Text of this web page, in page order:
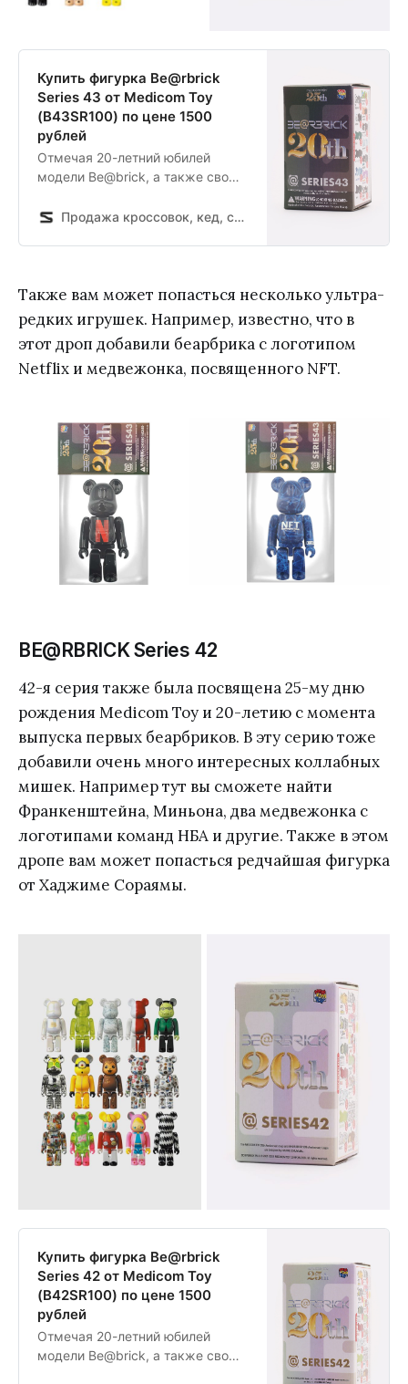
Купить фигурка Be@rbrick
Series 43 от Medicom Toy
(B43SR100) по цене 1500
рублей
Отмечая 20-летний юбилей
модели Be@brick, а также свою
Medicom Toy представляет
Blindbox: внутри упаковки с
леттерингом от японского
художника Хаджиме Сораямы
скрывается одна из 13
уникальны…
Продажа кроссовок, кед, спортивной обуви и одежды в интернет магазине Sneakerhead
Также вам может попасться несколько ультра-
редких игрушек. Например, известно, что в
этот дроп добавили беарбрика с логотипом
Netflix и медвежонка, посвященного NFT.
BE@RBRICK Series 42
42-я серия также была посвящена 25-му дню
рождения Medicom Toy и 20-летию с момента
выпуска первых беарбриков. В эту серию тоже
добавили очень много интересных коллабных
мишек. Например тут вы сможете найти
Франкенштейна, Миньона, два медвежонка с
логотипами команд НБА и другие. Также в этом
дропе вам может попасться редчайшая фигурка
от Хаджиме Сораямы.
Купить фигурка Be@rbrick
Series 42 от Medicom Toy
(B42SR100) по цене 1500
рублей
Отмечая 20-летний юбилей
модели Be@brick, а также свою